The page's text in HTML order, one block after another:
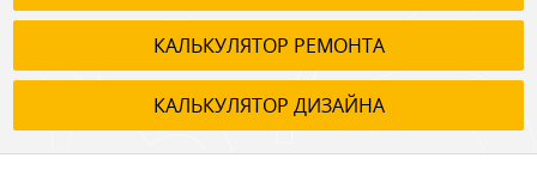
КАЛЬКУЛЯТОР РЕМОНТА
КАЛЬКУЛЯТОР ДИЗАЙНА